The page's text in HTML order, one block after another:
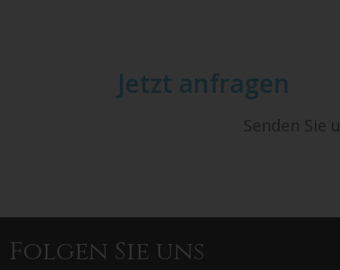
Jetzt anfragen
Senden Sie
Folgen Sie uns